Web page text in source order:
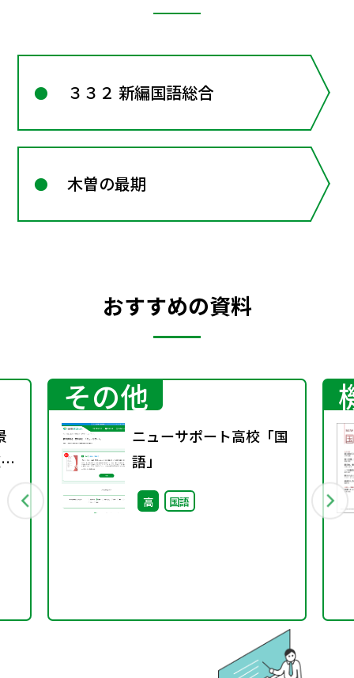
３３２ 新編国語総合
木曽の最期
おすすめの資料
その他
ニューサポート高校「国
語」
高 国語